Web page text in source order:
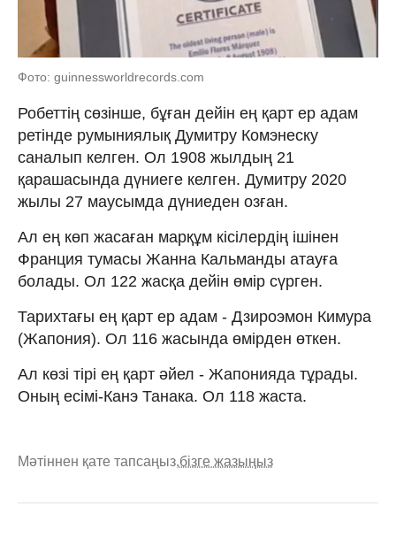
Фото: guinnessworldrecords.com
Робеттің сөзінше, бұған дейін ең қарт ер адам
ретінде румыниялық Думитру Комэнеску
саналып келген. Ол 1908 жылдың 21
қарашасында дүниеге келген. Думитру 2020
жылы 27 маусымда дүниеден озған.
Ал ең көп жасаған марқұм кісілердің ішінен
Франция тумасы Жанна Кальманды атауға
болады. Ол 122 жасқа дейін өмір сүрген.
Тарихтағы ең қарт ер адам - Дзироэмон Кимура
(Жапония). Ол 116 жасында өмірден өткен.
Ал көзі тірі ең қарт әйел - Жапонияда тұрады.
Оның есімі-Канэ Танака. Ол 118 жаста.
Мәтіннен қате тапсаңыз,бізге жазыңыз